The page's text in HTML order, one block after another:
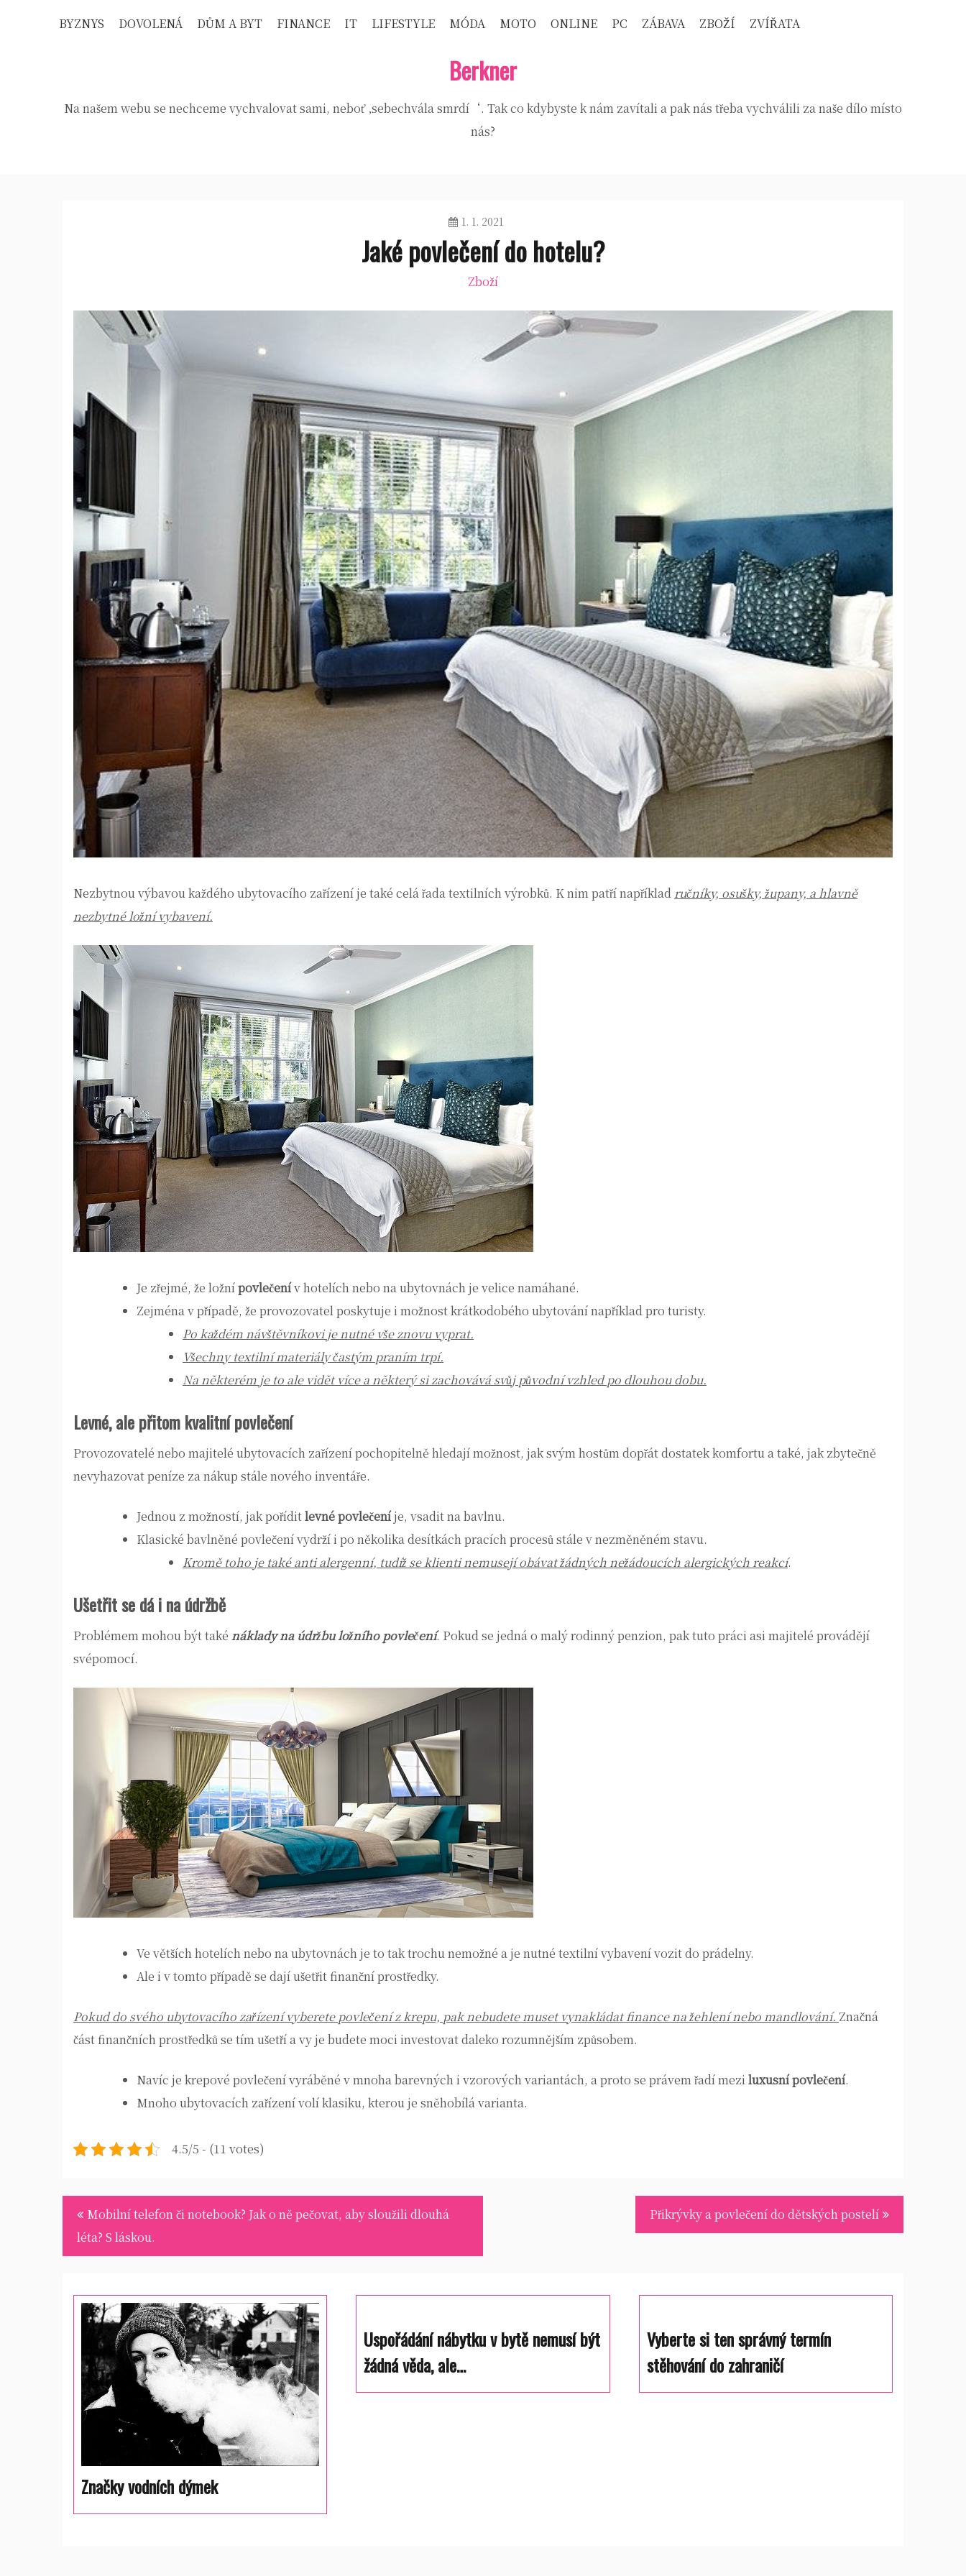
BYZNYS DOVOLENÁ DŮM A BYT FINANCE IT LIFESTYLE MÓDA MOTO ONLINE PC ZÁBAVA ZBOŽÍ ZVÍŘATA
Berkner
Na našem webu se nechceme vychvalovat sami, neboť ‚sebechvála smrdí‘. Tak co kdybyste k nám zavítali a pak nás třeba vychválili za naše dílo místo
nás?
1. 1. 2021
Jaké povlečení do hotelu?
Zboží
Nezbytnou výbavou každého ubytovacího zařízení je také celá řada textilních výrobků. K nim patří například ručníky, osušky, župany, a hlavně
nezbytné ložní vybavení.
Je zřejmé, že ložnípovlečenív hotelích nebo na ubytovnách je velice namáhané.
Zejména v případě, že provozovatel poskytuje i možnost krátkodobého ubytování například pro turisty.
Po každém návštěvníkovi je nutné vše znovu vyprat.
Všechny textilní materiály častým praním trpí.
Na některém je to ale vidět více a některý si zachovává svůj původní vzhled po dlouhou dobu.
Levné, ale přitom kvalitní povlečení
Provozovatelé nebo majitelé ubytovacích zařízení pochopitelně hledají možnost, jak svým hostům dopřát dostatek komfortu a také, jak zbytečně
nevyhazovat peníze za nákup stále nového inventáře.
Jednou z možností, jak poříditlevné povlečeníje, vsadit na bavlnu.
Klasické bavlněné povlečení vydrží i po několika desítkách pracích procesů stále v nezměněném stavu.
Kromě toho je také anti alergenní, tudíž se klienti nemusejí obávat žádných nežádoucích alergických reakcí.
Ušetřit se dá i na údržbě
Problémem mohou být také náklady na údržbu ložního povlečení. Pokud se jedná o malý rodinný penzion, pak tuto práci asi majitelé provádějí
svépomocí.
Ve větších hotelích nebo na ubytovnách je to tak trochu nemožné a je nutné textilní vybavení vozit do prádelny.
Ale i v tomto případě se dají ušetřit finanční prostředky.
Pokud do svého ubytovacího zařízení vyberete povlečení z krepu, pak nebudete muset vynakládat finance na žehlení nebo mandlování. Značná
část finančních prostředků se tím ušetří a vy je budete moci investovat daleko rozumnějším způsobem.
Navíc je krepové povlečení vyráběné v mnoha barevných i vzorových variantách, a proto se právem řadí mezi luxusní povlečení.
Mnoho ubytovacích zařízení volí klasiku, kterou je sněhobílá varianta.
4.5/5 - (11 votes)
Navigace
pro
příspěvek
Mobilní telefon či notebook? Jak o ně pečovat, aby sloužili dlouhá
léta? S láskou.
Přikrývky a povlečení do dětských postelí
Značky vodních dýmek
Uspořádání nábytku v bytě nemusí být
žádná věda, ale…
Vyberte si ten správný termín
stěhování do zahraničí